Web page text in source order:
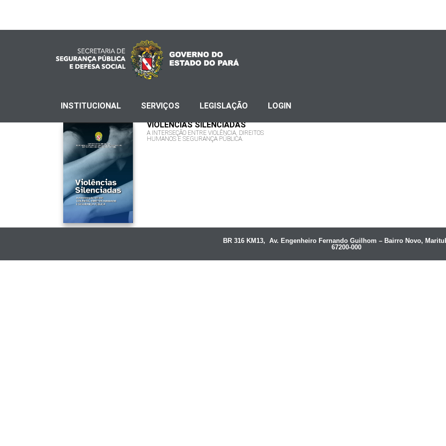
INSTITUCIONAL SERVIÇOS LEGISLAÇÃO
LOGIN
VIOLÊNCIAS SILENCIADAS
A INTERSEÇÃO ENTRE VIOLÊNCIA, DIREITOS
HUMANOS E SEGURANÇA PÚBLICA.
BR 316 KM13, Av. Engenheiro Fernando Guilhom – Bairro Novo,
67200-000